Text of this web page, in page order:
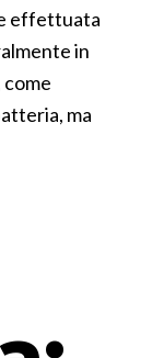
effettuata
in
come
ma